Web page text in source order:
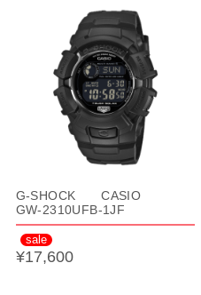
G-SHOCK CASIO
GW-2310UFB-1JF
sale
¥17,600